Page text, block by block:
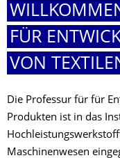
FÜR
VON
Die Professur für für
Produkten ist in das
Maschinenwesen